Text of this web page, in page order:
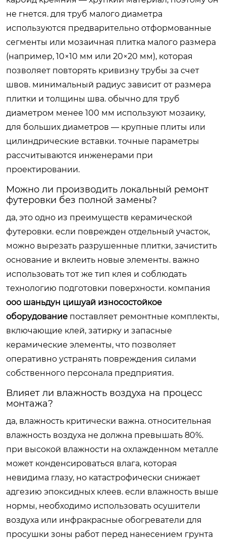
не гнется. для труб малого диаметра
используются предварительно отформованные
сегменты или мозаичная плитка малого размера
(например, 10×10 мм или 20×20 мм), которая
позволяет повторять кривизну трубы за счет
швов. минимальный радиус зависит от размера
плитки и толщины шва. обычно для труб
диаметром менее 100 мм используют мозаику,
для больших диаметров — крупные плиты или
цилиндрические вставки. точные параметры
рассчитываются инженерами при
проектировании.
Можно ли производить локальный ремонт
футеровки без полной замены?
да, это одно из преимуществ керамической
футеровки. если поврежден отдельный участок,
можно вырезать разрушенные плитки, зачистить
основание и вклеить новые элементы. важно
использовать тот же тип клея и соблюдать
технологию подготовки поверхности. компания
ооо шаньдун цишуай износостойкое
оборудование поставляет ремонтные комплекты,
включающие клей, затирку и запасные
керамические элементы, что позволяет
оперативно устранять повреждения силами
собственного персонала предприятия.
Влияет ли влажность воздуха на процесс
монтажа?
да, влажность критически важна. относительная
влажность воздуха не должна превышать 80%.
при высокой влажности на охлажденном металле
может конденсироваться влага, которая
невидима глазу, но катастрофически снижает
адгезию эпоксидных клеев. если влажность выше
нормы, необходимо использовать осушители
воздуха или инфракрасные обогреватели для
просушки зоны работ перед нанесением грунта